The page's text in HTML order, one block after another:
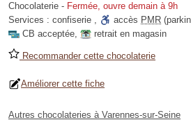
Chocolaterie - Fermée, ouvre demain à 9h
Services : confiserie , accès PMR
CB acceptée, retrait en magasin
Recommander cette chocolaterie
Améliorer cette fiche
Autres chocolateries à Varennes-sur-Seine